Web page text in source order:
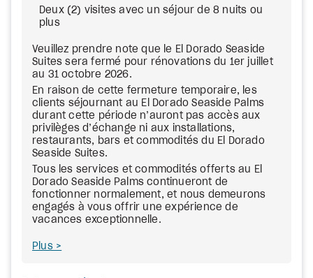
Deux (2) visites avec un séjour de 8 nuits ou
plus
Veuillez prendre note que le El Dorado Seaside
Suites sera fermé pour rénovations du 1er juillet
au 31 octobre 2026.
En raison de cette fermeture temporaire, les
clients séjournant au El Dorado Seaside Palms
durant cette période n’auront pas accès aux
privilèges d’échange ni aux installations,
restaurants, bars et commodités du El Dorado
Seaside Suites.
Tous les services et commodités offerts au El
Dorado Seaside Palms continueront de
fonctionner normalement, et nous demeurons
engagés à vous offrir une expérience de
vacances exceptionnelle.
Plus